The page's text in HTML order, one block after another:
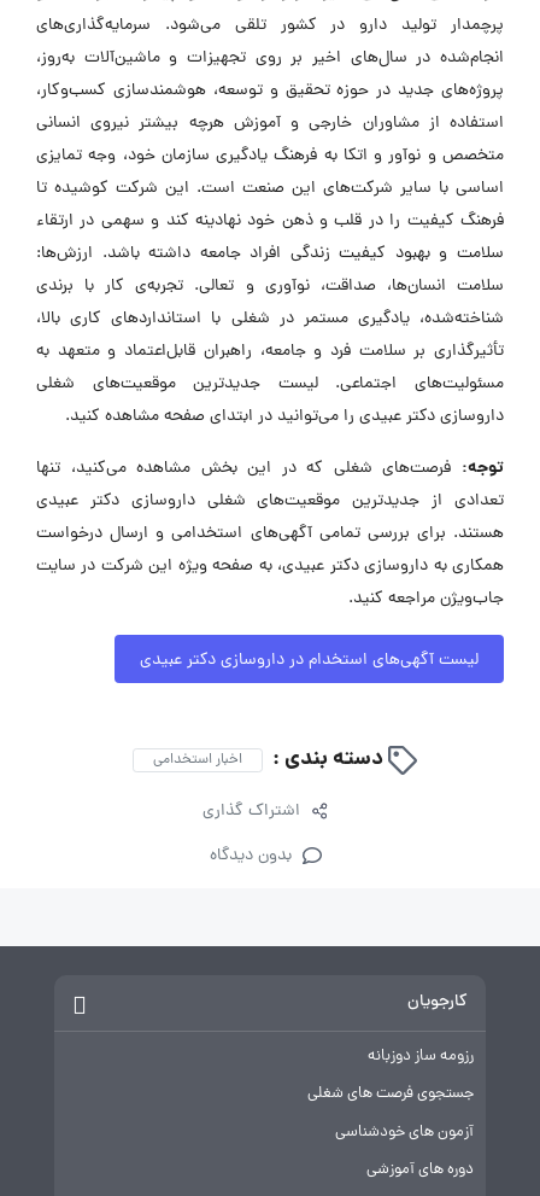
پرچمدار تولید دارو در کشور تلقی می‌شود. سرمایه‌گذاری‌های
انجام‌شده در سال‌های اخیر بر روی تجهیزات و ماشین‌آلات به‌روز،
پروژه‌های جدید در حوزه تحقیق و توسعه، هوشمندسازی کسب‌وکار،
استفاده از مشاوران خارجی و آموزش هرچه بیشتر نیروی انسانی
متخصص و نوآور و اتکا به فرهنگ یادگیری سازمان خود، وجه تمایزی
اساسی با سایر شرکت‌های این صنعت است. این شرکت کوشیده تا
فرهنگ کیفیت را در قلب و ذهن خود نهادینه کند و سهمی در ارتقاء
سلامت و بهبود کیفیت زندگی افراد جامعه داشته باشد. ارزش‌ها:
سلامت انسان‌ها، صداقت، نوآوری و تعالی. تجربه‌ی کار با برندی
شناخته‌شده، یادگیری مستمر در شغلی با استانداردهای کاری بالا،
تأثیرگذاری بر سلامت فرد و جامعه، راهبران قابل‌اعتماد و متعهد به
مسئولیت‌های اجتماعی. لیست جدیدترین موقعیت‌های شغلی
داروسازی دکتر عبیدی را می‌توانید در ابتدای صفحه مشاهده کنید.
توجه: فرصت‌های شغلی که در این بخش مشاهده می‌کنید، تنها
تعدادی از جدیدترین موقعیت‌های شغلی داروسازی دکتر عبیدی
هستند. برای بررسی تمامی آگهی‌های استخدامی و ارسال درخواست
همکاری به داروسازی دکتر عبیدی، به صفحه ویژه این شرکت در سایت
جاب‌ویژن مراجعه کنید.
لیست آگهی‌های استخدام در داروسازی دکتر عبیدی
دسته بندی : اخبار استخدامی
اشتراک گذاری
بدون دیدگاه
کارجویان
رزومه ساز دوزبانه
جستجوی فرصت های شغلی
آزمون های خودشناسی
دوره های آموزشی